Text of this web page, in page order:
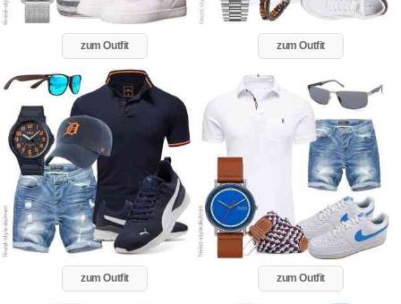
zum Outfit zum Outfit
zum Outfit zum Outfit